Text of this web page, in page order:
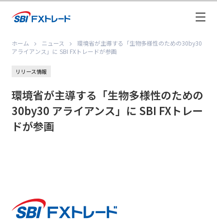
ホーム ニュース
環境省が主導する「生物多様性のための30by30
アライアンス」に SBI FXトレードが参画
リリース情報
環境省が主導する「生物多様性のための
30by30 アライアンス」に SBI FXトレー
ドが参画